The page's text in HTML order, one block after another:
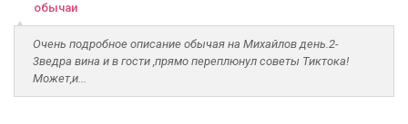
обычаи
Очень подробное описание обычая на Михайлов день.2-
3ведра вина и в гости ,прямо переплюнул советы Тиктока!
Может,и...